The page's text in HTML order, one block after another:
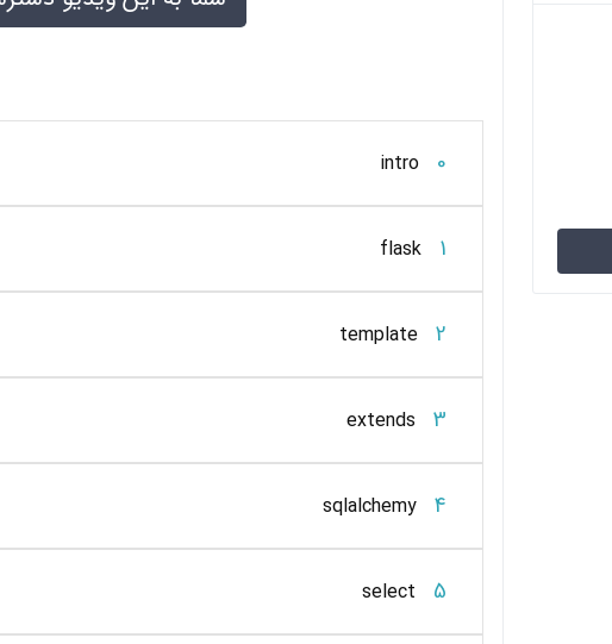
0
intro
1
flask
2
template
3
extends
4
sqlalchemy
5
select